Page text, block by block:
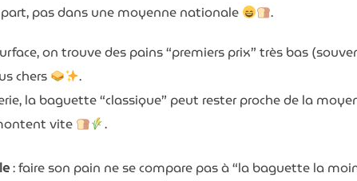
pas dans une moyenne nationale
.
on trouve des pains “premiers prix” très bas
chers
.
la baguette “classique” peut rester proche de la
vite
.
: faire son pain ne se compare pas à “la baguette la
Bonjour et bienvenue
Les 10 gestes écolos qui font